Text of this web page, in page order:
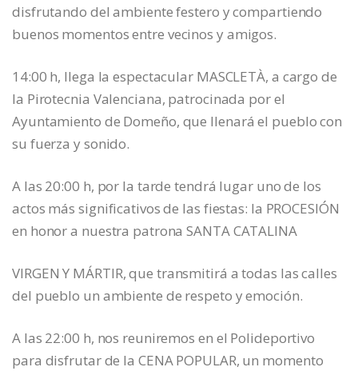
disfrutando del ambiente festero y compartiendo
buenos momentos entre vecinos y amigos.
14:00 h, llega la espectacular MASCLETÀ, a cargo de
la Pirotecnia Valenciana, patrocinada por el
Ayuntamiento de Domeño, que llenará el pueblo con
su fuerza y sonido.
A las 20:00 h, por la tarde tendrá lugar uno de los
actos más significativos de las fiestas: la PROCESIÓN
en honor a nuestra patrona SANTA CATALINA
VIRGEN Y MÁRTIR, que transmitirá a todas las calles
del pueblo un ambiente de respeto y emoción.
A las 22:00 h, nos reuniremos en el Polideportivo
para disfrutar de la CENA POPULAR, un momento